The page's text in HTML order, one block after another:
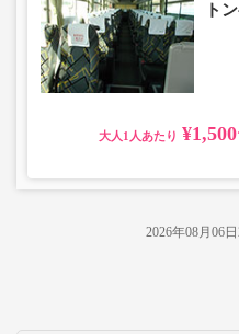
ト
大人
2026年08月06